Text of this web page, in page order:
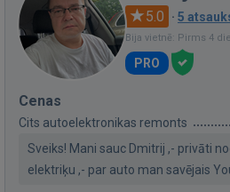
5.0 · 5
Bija vietnē: Pirms 4
PRO
Cenas
Cits autoelektronikas remonts
Sveiks! Mani sauc Dmitrij ,- privāti
elektriķu ,- par auto man savējais